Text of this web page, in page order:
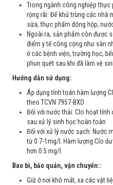
Trong ngành công nghiệp
rộng rãi: Để khử trùng các nhà
sữa, thực phẩm đóng hộp,
Ngoài ra, sản phẩm còn được
điểm y tế công cộng như sàn
ở các bệnh viện, trường học,
phun quét sau khi đã làm vệ
Hướng dẫn sử dụng:
Áp dụng tính toán hàm lượng
theo TCVN 7957-BXD
Đối với nước thải: Clo hoạt tính
sau xử lý sinh học hoàn toàn
Đối với xử lý nước sạch: Nước
từ 0.7-1mg/l. Hàm lượng Clo
hơn 0.5 mg/l.
Bao bì, bảo quản, vận chuyển::
Giữ ở nơi khô mát, xa các vật